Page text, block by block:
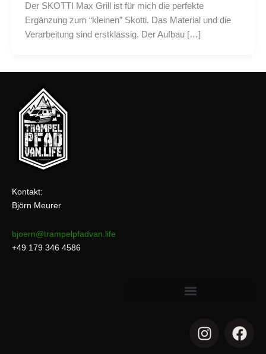
Der SKOTTI Max Grill ist für mich die perfekte
Ergänzung zum “kleinen” Skotti. Das Material und die
Verarbeitung sind erstklassig. Der Aufbau […]
Kontakt:
Björn Meurer
bjoern@trampelpfadvan.life
+49 179 346 4586
I
n
F
a